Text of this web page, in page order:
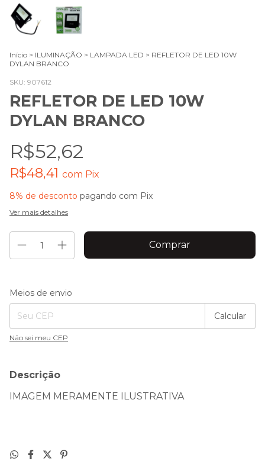
Início > ILUMINAÇÃO > LAMPADA LED > REFLETOR DE LED 10W
DYLAN BRANCO
SKU: 907612
REFLETOR DE LED 10W
DYLAN BRANCO
R$52,62
R$48,41 com Pix
8% de desconto pagando com Pix
Ver mais detalhes
Entregas para o CEP:
Meios de envio
Calcular
Não sei meu CEP
Descrição
IMAGEM MERAMENTE ILUSTRATIVA